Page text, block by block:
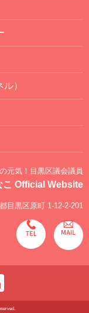
）
元気！目黒区議会議員
こ Official Website
目黒区原町 1-12-2-201